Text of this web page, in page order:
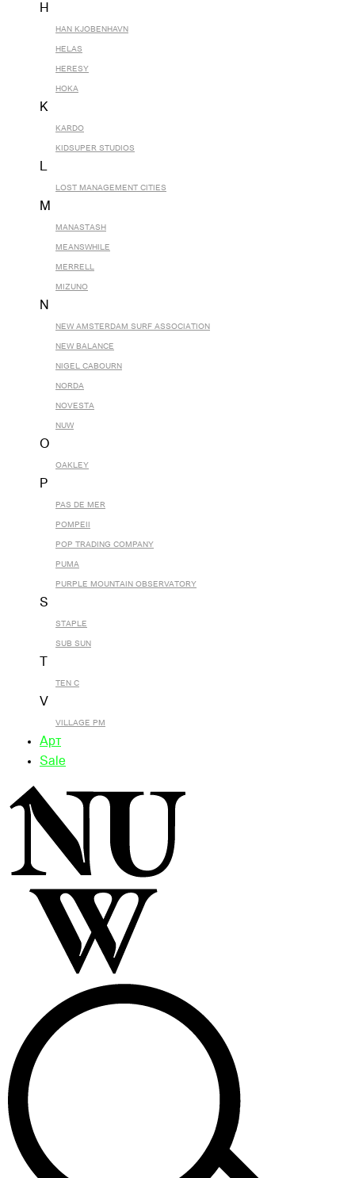
H
HAN KJOBENHAVN
HELAS
HERESY
HOKA
K
KARDO
KIDSUPER STUDIOS
L
LOST MANAGEMENT CITIES
M
MANASTASH
MEANSWHILE
MERRELL
MIZUNO
N
NEW AMSTERDAM SURF ASSOCIATION
NEW BALANCE
NIGEL CABOURN
NORDA
NOVESTA
NUW
O
OAKLEY
P
PAS DE MER
POMPEII
POP TRADING COMPANY
PUMA
PURPLE MOUNTAIN OBSERVATORY
S
STAPLE
SUB SUN
TEN C
V
VILLAGE PM
Арт
Sale